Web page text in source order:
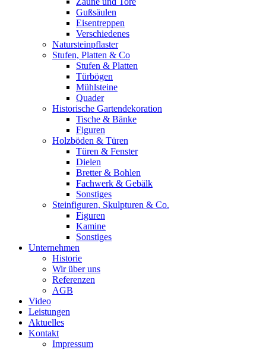
Gußsäulen
Eisentreppen
Verschiedenes
Natursteinpflaster
Stufen, Platten & Co
Stufen & Platten
Türbögen
Mühlsteine
Quader
Historische Gartendekoration
Tische & Bänke
Figuren
Holzböden & Türen
Türen & Fenster
Dielen
Bretter & Bohlen
Fachwerk & Gebälk
Sonstiges
Steinfiguren, Skulpturen & Co.
Figuren
Kamine
Sonstiges
Unternehmen
Historie
Wir über uns
Referenzen
AGB
Video
Leistungen
Aktuelles
Kontakt
Impressum